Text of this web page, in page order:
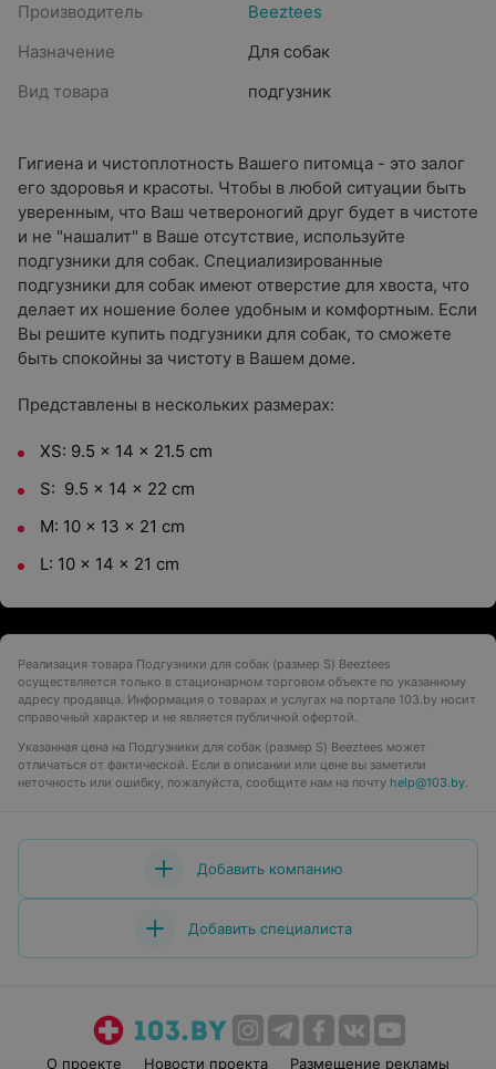
Производитель
Beeztees
Назначение
Для собак
Вид товара
подгузник
Гигиена и чистоплотность Вашего питомца - это залог
его здоровья и красоты. Чтобы в любой ситуации быть
уверенным, что Ваш четвероногий друг будет в чистоте
и не "нашалит" в Ваше отсутствие, используйте
подгузники для собак. Специализированные
подгузники для собак имеют отверстие для хвоста, что
делает их ношение более удобным и комфортным. Если
Вы решите купить подгузники для собак, то сможете
быть спокойны за чистоту в Вашем доме.
Представлены в нескольких размерах:
XS: 9.5 x 14 x 21.5 cm
S: 9.5 x 14 x 22 cm
M: 10 x 13 x 21 cm
L: 10 x 14 x 21 cm
Реализация товара Подгузники для собак (размер S) Beeztees
осуществляется только в стационарном торговом объекте по указанному
адресу продавца. Информация о товарах и услугах на портале 103.by носит
справочный характер и не является публичной офертой.
Указанная цена на Подгузники для собак (размер S) Beeztees может
отличаться от фактической. Если в описании или цене вы заметили
неточность или ошибку, пожалуйста, сообщите нам на почту help@103.by.
Добавить компанию
Добавить специалиста
О проекте Новости проекта Размещение рекламы